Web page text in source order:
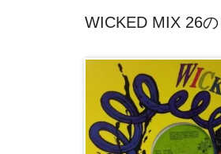
WICKED MIX 26